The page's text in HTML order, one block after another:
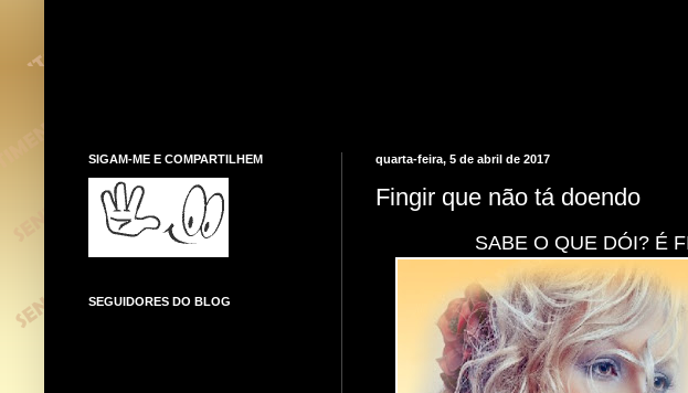
quarta-feira, 5 de abril de 2017
Fingir que não tá doendo
SABE O QUE DÓI? É
SIGAM-ME E COMPARTILHEM
SEGUIDORES DO BLOG